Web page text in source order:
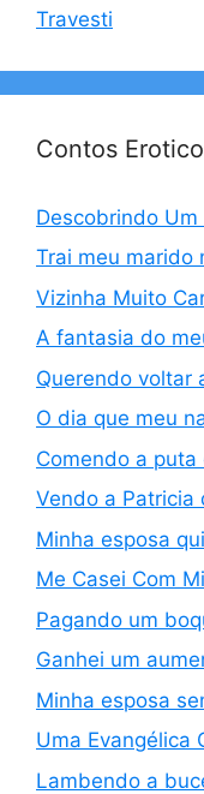
Travesti
Contos
Descobrindo Um
Trai meu marido
Vizinha Muito
A fantasia do
Querendo voltar
O dia que meu
Comendo a
Vendo a Patricia
Minha esposa
Me Casei Com
Pagando um
Ganhei um
Minha esposa
Uma Evangélica
Lambendo a